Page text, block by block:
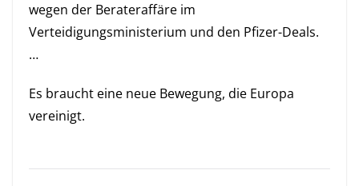
wegen der Berateraffäre im
Verteidigungsministerium und den Pfizer-Deals.
…
Es braucht eine neue Bewegung, die Europa
vereinigt.